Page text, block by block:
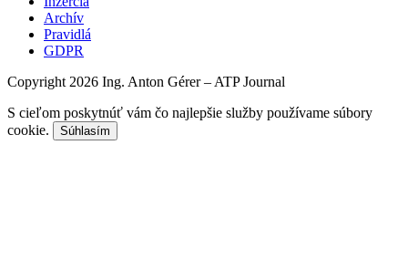
Archív
Pravidlá
GDPR
Copyright 2026 Ing. Anton Gérer – ATP Journal
S cieľom poskytnúť vám čo najlepšie služby používame súbory
cookie.
Súhlasím